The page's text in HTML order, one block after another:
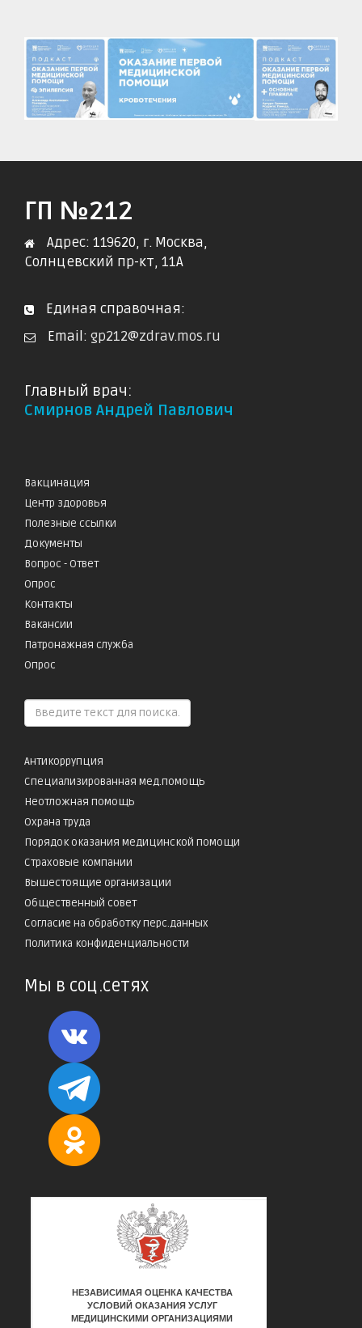
ГП №212
Адрес: 119620, г. Москва,
Солнцевский пр-кт, 11А
Единая справочная:
Email: gp212@zdrav.mos.ru
Главный врач:
Смирнов Андрей Павлович
Вакцинация
Центр здоровья
Полезные ссылки
Документы
Вопрос - Ответ
Опрос
Контакты
Вакансии
Патронажная служба
Опрос
Антикоррупция
Специализированная мед.помощь
Неотложная помощь
Охрана труда
Порядок оказания медицинской помощи
Страховые компании
Вышестоящие организации
Общественный совет
Согласие на обработку перс.данных
Политика конфиденциальности
Мы в соц.сетях